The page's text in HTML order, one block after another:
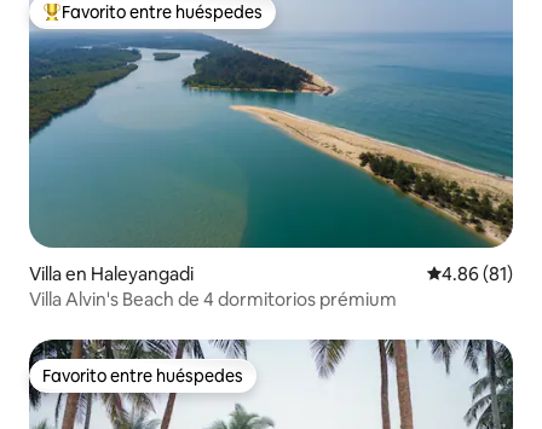
Favorito entre huéspedes preferido
Favorito entre huéspedes
Villa en Haleyangadi Calificación
4.86 (81)
Villa Alvin's Beach de 4 dormitorios prémium
Favorito entre huéspedes
Favorito entre huéspedes